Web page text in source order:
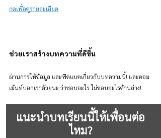
กดเพื่อดูรายละเอียด
ช่วยเราสร้างบทความที่ดีขึ้น
ผ่านการให้ข้อมูล และฟีดแบคเกี่ยวกับบทความนี้! และคอม
เม้นท์บอกเราด้วยนะ ว่าชอบอะไร ไม่ชอบอะไรด้านล่าง!
แนะนำบทเรียนนี้ให้เพื่อนต่อ
ไหม?